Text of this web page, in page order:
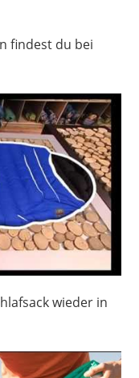
findest du bei
wieder in